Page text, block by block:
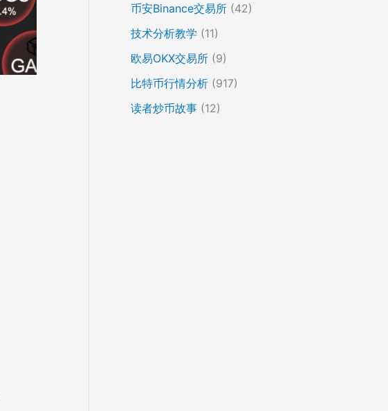
币安Binance交易所 (42)
技术分析教学 (11)
欧易OKX交易所 (9)
比特币行情分析 (917)
读者炒币故事 (12)